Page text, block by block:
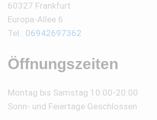
60327 Frankfurt
Europa-Allee 6
Tel.: 06942697362
Öffnungszeiten
Montag bis Samstag 10:00-20:00
Sonn- und Feiertage Geschlossen